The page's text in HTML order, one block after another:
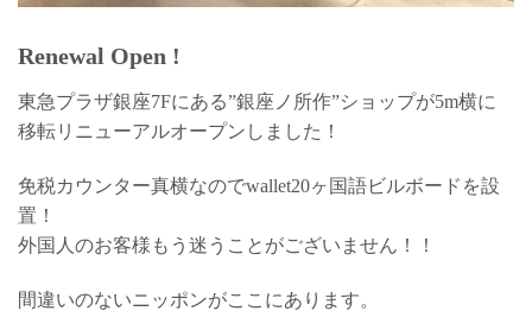
Renewal Open !
東急プラザ銀座7Fにある”銀座ノ所作”ショップが5m横に
移転リニューアルオープンしました！
免税カウンター真横なのでwallet20ヶ国語ビルボードを設
置！
外国人のお客様もう迷うことがございません！！
間違いのないニッポンがここにあります。